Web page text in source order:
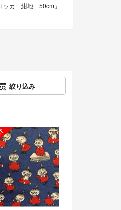
ッカ 紺地 50cm」
絞り込み